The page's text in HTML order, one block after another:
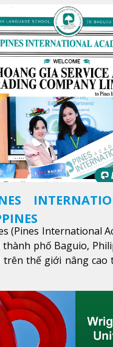
(Pines International
thành phố Baguio,
thế giới nâng